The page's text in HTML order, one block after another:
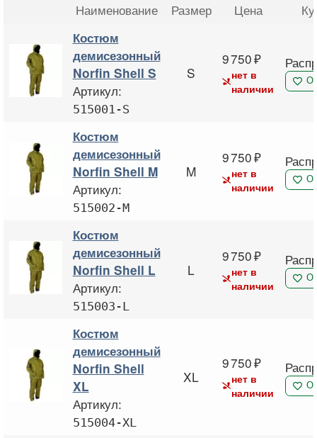
Наименование Размер Цена
Костюм
демисезонный
Norfin Shell S
Артикул:
515001-S
S
9 750
нет в
наличии
Костюм
демисезонный
Norfin Shell M
Артикул:
515002-M
M
9 750
нет в
наличии
Костюм
демисезонный
Norfin Shell L
Артикул:
515003-L
L
9 750
нет в
наличии
Костюм
демисезонный
Norfin Shell
XL
Артикул:
515004-XL
XL
9 750
нет в
наличии